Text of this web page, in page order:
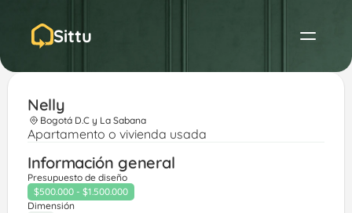
Sittu
Nelly
Bogotá D.C y La Sabana
Apartamento o vivienda usada
Información general
Presupuesto de diseño
$500.000 - $1.500.000
Dimensión